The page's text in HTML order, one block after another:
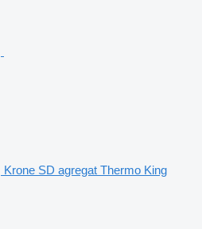
Krone SD agregat Thermo King